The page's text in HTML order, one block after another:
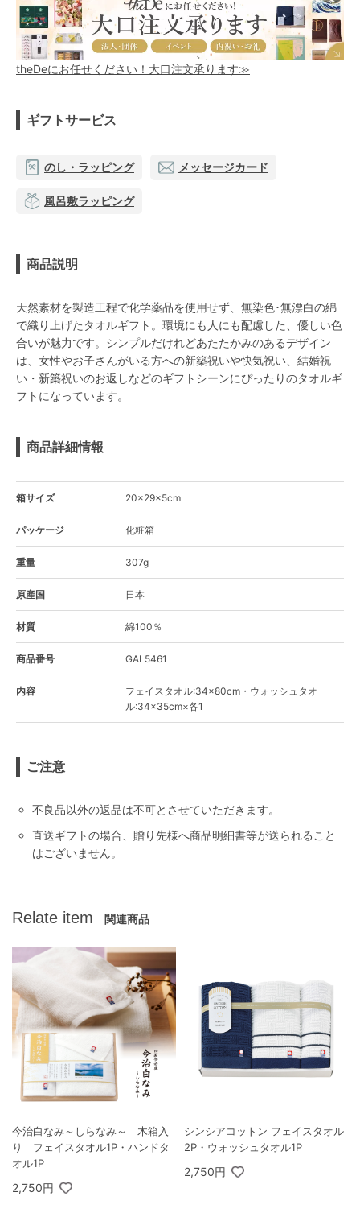
theDeにお任せください！大口注文承ります≫
ギフトサービス
のし・ラッピング メッセージカード
風呂敷ラッピング
商品説明
天然素材を製造工程で化学薬品を使用せず、無染色･無漂白の綿
で織り上げたタオルギフト。環境にも人にも配慮した、優しい色
合いが魅力です。シンプルだけれどあたたかみのあるデザイン
は、女性やお子さんがいる方への新築祝いや快気祝い、結婚祝
い・新築祝いのお返しなどのギフトシーンにぴったりのタオルギ
フトになっています。
商品詳細情報
箱サイズ 20×29×5cm
パッケージ 化粧箱
重量 307g
原産国 日本
材質 綿100％
商品番号 GAL5461
内容
フェイスタオル:34×80cm・ウォッシュタオ
ル:34×35cm×各1
ご注意
不良品以外の返品は不可とさせていただきます。
直送ギフトの場合、贈り先様へ商品明細書等が送られること
はございません。
Relate item 関連商品
今治白なみ～しらなみ～ 木箱入
り フェイスタオル1P・ハンドタ
オル1P
2,750円
シンシアコットン フェイスタオル
2P・ウォッシュタオル1P
2,750円